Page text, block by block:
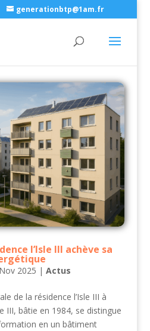
generationbtp@1am.fr
l’Isle III achève sa
2025 | Actus
de la résidence l’Isle III à
III, bâtie en 1984, se distingue
en un bâtiment